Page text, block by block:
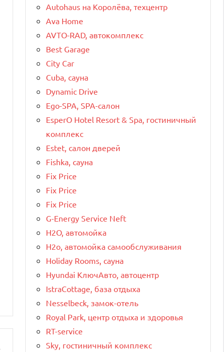
Autohaus на Королёва, техцентр
Ava Home
AVTO-RAD, автокомплекс
Best Garage
City Car
Cuba, сауна
Dynamic Drive
Ego-SPA, SPA-салон
EsperO Hotel Resort & Spa, гостиничный
комплекс
Estet, салон дверей
Fishka, сауна
Fix Price
Fix Price
Fix Price
G-Energy Service Neft
H2O, автомойка
H2o, автомойка самообслуживания
Holiday Rooms, сауна
Hyundai КлючАвто, автоцентр
IstraCottage, база отдыха
Nesselbeck, замок-отель
Royal Park, центр отдыха и здоровья
RT-service
Sky, гостиничный комплекс